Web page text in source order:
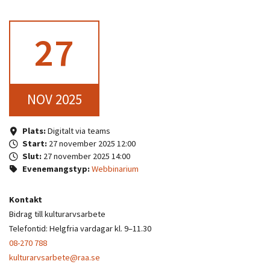
27
NOV 2025
Plats:Digitalt via teams
Start: 27 november 2025 12:00
Slut: 27 november 2025 14:00
Evenemangstyp:Webbinarium
Kontakt
Bidrag till kulturarvsarbete
Telefontid: Helgfria vardagar kl. 9–11.30
08-270 788
kulturarvsarbete@raa.se